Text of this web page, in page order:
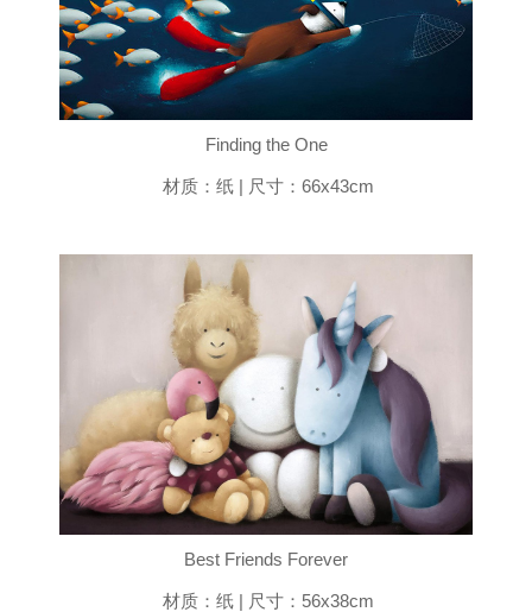
Finding the One
材质：纸 | 尺寸：66x43cm
Best Friends Forever
材质：纸 | 尺寸：56x38cm